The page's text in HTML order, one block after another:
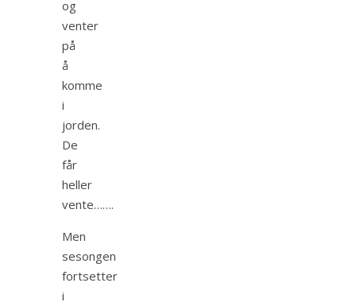
og
venter
på
å
komme
i
jorden.
De
får
heller
vente…….
Men
sesongen
fortsetter
i